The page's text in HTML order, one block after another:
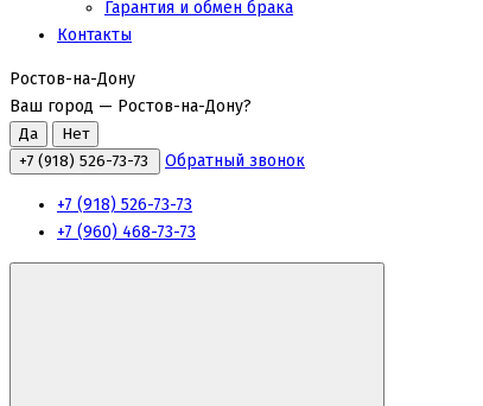
Гарантия и обмен брака
Контакты
Ростов-на-Дону
Ваш город — Ростов-на-Дону?
+7 (918) 526-73-73 Обратный звонок
+7 (918) 526-73-73
+7 (960) 468-73-73